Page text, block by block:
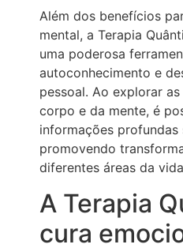
Além dos benefícios
mental, a Terapia
uma poderosa
autoconhecimento e
pessoal. Ao explorar
corpo e da mente, é
informações profundas
promovendo
diferentes áreas da
A Terapia
cura